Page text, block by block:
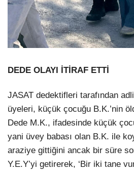
DEDE OLAYI İTİRAF ETTİ
JASAT dedektifleri tarafından
üyeleri, küçük çocuğu B.K.’nin
Dede M.K., ifadesinde küçük
yani üvey babası olan B.K. ile
araziye gittiğini ancak bir süre
Y.E.Y’yi getirerek, ‘Bir iki tane